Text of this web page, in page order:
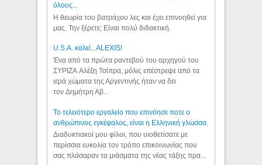
όλους...
Η θεωρία του βατράχου λες και έχει επινοηθεί για
μας. Την ξέρετε; Είναι πολύ διδακτική.
U.S.A. καλεί...ALEXIS!
Ένα από τα πρώτα ραντεβού του αρχηγού του
ΣΥΡΙΖΑ Αλέξη Τσίπρα, μόλις επέστρεψε από τα
ιερά χώματα της Αργεντινής ήταν να δει
τον Δημήτρη Αβ...
Το τελειότερο εργαλείο που επινόησε ποτε ο
ανθρώπινος εγκέφαλος, είναι η Ελληνική γλώσσα.
Διαδυκτιακοί μου φίλοι, που υιοθετίσατε με
περίσσια ευκολία τον τρόπο επικοινωνίας που
σας πλάσαραν τα μιάσματα της νέας τάξης πρα...